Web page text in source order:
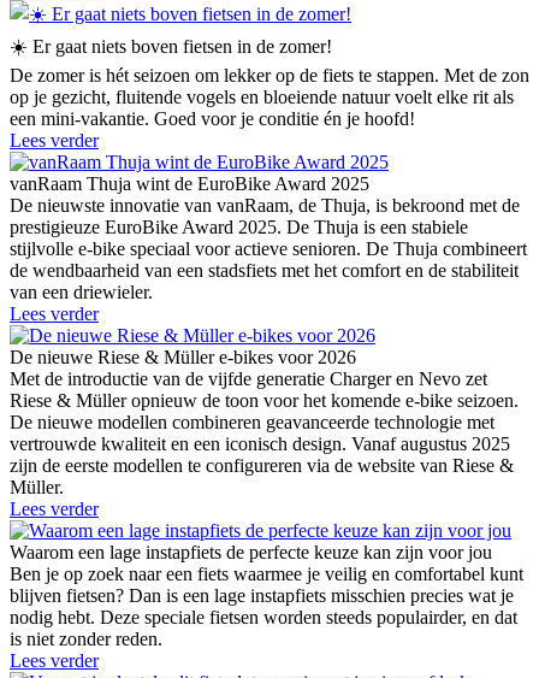
☀️ Er gaat niets boven fietsen in de zomer!
De zomer is hét seizoen om lekker op de fiets te stappen. Met de zon
op je gezicht, fluitende vogels en bloeiende natuur voelt elke rit als
een mini-vakantie. Goed voor je conditie én je hoofd!
Lees verder
vanRaam Thuja wint de EuroBike Award 2025
De nieuwste innovatie van vanRaam, de Thuja, is bekroond met de
prestigieuze EuroBike Award 2025. De Thuja is een stabiele
stijlvolle e-bike speciaal voor actieve senioren. De Thuja combineert
de wendbaarheid van een stadsfiets met het comfort en de stabiliteit
van een driewieler.
Lees verder
De nieuwe Riese & Müller e-bikes voor 2026
Met de introductie van de vijfde generatie Charger en Nevo zet
Riese & Müller opnieuw de toon voor het komende e-bike seizoen.
De nieuwe modellen combineren geavanceerde technologie met
vertrouwde kwaliteit en een iconisch design. Vanaf augustus 2025
zijn de eerste modellen te configureren via de website van Riese &
Müller.
Lees verder
Waarom een lage instapfiets de perfecte keuze kan zijn voor jou
Ben je op zoek naar een fiets waarmee je veilig en comfortabel kunt
blijven fietsen? Dan is een lage instapfiets misschien precies wat je
nodig hebt. Deze speciale fietsen worden steeds populairder, en dat
is niet zonder reden.
Lees verder